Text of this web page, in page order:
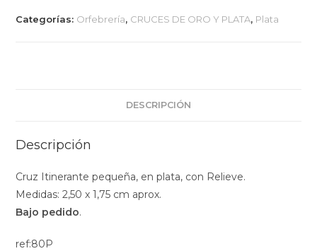
Categorías: Orfebrería, CRUCES DE ORO Y PLATA, Plata
DESCRIPCIÓN
Descripción
Cruz Itinerante pequeña, en plata, con Relieve.
Medidas: 2,50 x 1,75 cm aprox.
Bajo pedido.
ref:80P